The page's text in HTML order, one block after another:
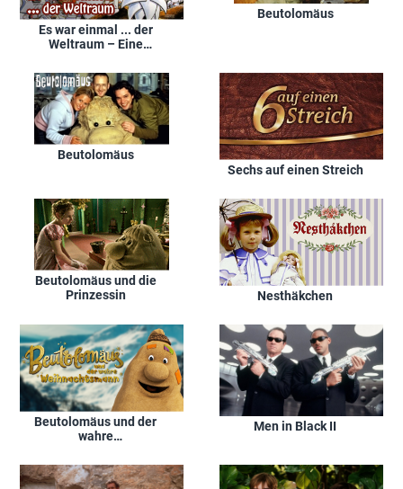
Es war einmal ... der
Weltraum – Eine
durch das Universum
Beutolomäus
Beutolomäus
Sechs auf einen Streich
Beutolomäus und die
Prinzessin
Nesthäkchen
Beutolomäus und der
wahre
Men in Black II